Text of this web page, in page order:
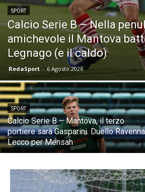
SPORT
Calcio Serie B – Nella
amichevole il Mantova
Legnago (e il caldo)
RedaSport - 6 Agosto 2026
SPORT
Calcio Serie B – Mantova, il terzo
portiere sarà Gasparini. Duello
Lecco per Mensah